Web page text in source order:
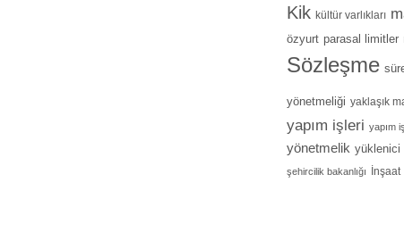
Kik kültür varlıkları
özyurt parasal limitler
Sözleşme
yönetmeliği yaklaşık
yapım işleri yapım
yönetmelik yüklenici
şehircilik bakanlığı İnşaat